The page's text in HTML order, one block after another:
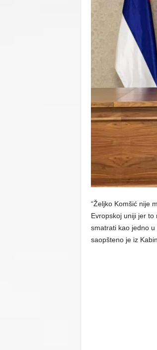
C
U
“Željko Komšić nije
Evropskoj uniji jer
smatrati kao jedno u
saopšteno je iz